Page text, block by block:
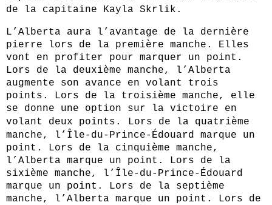
de la capitaine Kayla Skrlik.
L’Alberta aura l’avantage de la dernière
pierre lors de la première manche. Elles
vont en profiter pour marquer un point.
Lors de la deuxième manche, l’Alberta
augmente son avance en volant trois
points. Lors de la troisième manche, elle
se donne une option sur la victoire en
volant deux points.
Lors de la quatrième
manche, l’Île-du-Prince-Édouard marque un
point. Lors de la cinquième manche,
l’Alberta marque un point. Lors de la
sixième manche, l’Île-du-Prince-Édouard
marque un point. Lors de la septième
manche, l’Alberta marque un point. Lors de